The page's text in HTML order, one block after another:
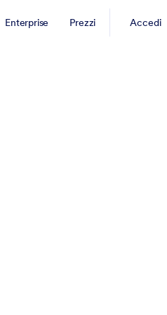
Enterprise Prezzi Accedi